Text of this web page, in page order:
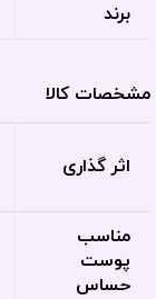
برند
مشخصات کالا
اثر گذاری
مناسب
پوست
حساس